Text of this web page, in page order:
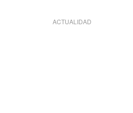
ACTUALIDAD